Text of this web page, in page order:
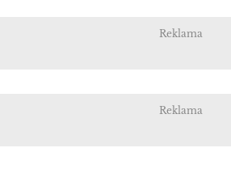
Reklama
Reklama